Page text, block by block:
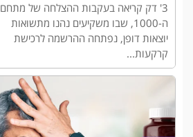
3' דק קריאה בעקבות ההצלחה של מתחם
ה-1000, שבו משקיעים נהנו מתשואות
יוצאות דופן, נפתחה ההרשמה לרכישת
קרקעות...